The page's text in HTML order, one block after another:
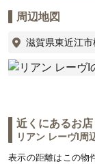
周辺地図
滋賀県東近江
近くにあるお
リアン レーヴI周
表示の距離はこの物